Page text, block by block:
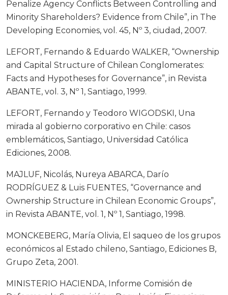
Penalize Agency Conflicts Between Controlling and
Minority Shareholders? Evidence from Chile”, in The
Developing Economies, vol. 45, Nº 3, ciudad, 2007.
LEFORT, Fernando & Eduardo WALKER, “Ownership
and Capital Structure of Chilean Conglomerates:
Facts and Hypotheses for Governance”, in Revista
ABANTE, vol. 3, Nº 1, Santiago, 1999.
LEFORT, Fernando y Teodoro WIGODSKI, Una
mirada al gobierno corporativo en Chile: casos
emblemáticos, Santiago, Universidad Católica
Ediciones, 2008.
MAJLUF, Nicolás, Nureya ABARCA, Darío
RODRÍGUEZ & Luis FUENTES, “Governance and
Ownership Structure in Chilean Economic Groups”,
in Revista ABANTE, vol. 1, Nº 1, Santiago, 1998.
MONCKEBERG, María Olivia, El saqueo de los grupos
económicos al Estado chileno, Santiago, Ediciones B,
Grupo Zeta, 2001.
MINISTERIO HACIENDA, Informe Comisión de